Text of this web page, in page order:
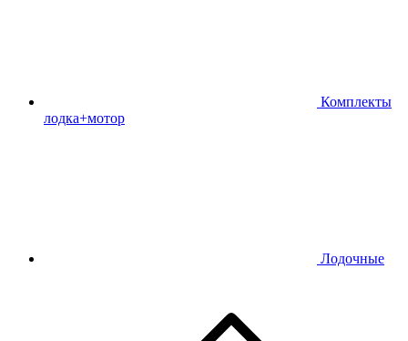
Комплекты
лодка+мотор
Лодочные